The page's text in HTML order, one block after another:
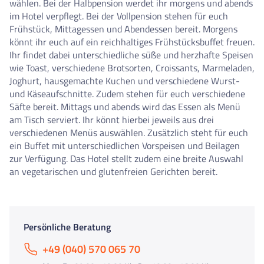
wählen. Bei der Halbpension werdet ihr morgens und abends
im Hotel verpflegt. Bei der Vollpension stehen für euch
Frühstück, Mittagessen und Abendessen bereit. Morgens
könnt ihr euch auf ein reichhaltiges Frühstücksbuffet freuen.
Ihr findet dabei unterschiedliche süße und herzhafte Speisen
wie Toast, verschiedene Brotsorten, Croissants, Marmeladen,
Joghurt, hausgemachte Kuchen und verschiedene Wurst-
und Käseaufschnitte. Zudem stehen für euch verschiedene
Säfte bereit. Mittags und abends wird das Essen als Menü
am Tisch serviert. Ihr könnt hierbei jeweils aus drei
verschiedenen Menüs auswählen. Zusätzlich steht für euch
ein Buffet mit unterschiedlichen Vorspeisen und Beilagen
zur Verfügung. Das Hotel stellt zudem eine breite Auswahl
an vegetarischen und glutenfreien Gerichten bereit.
Persönliche Beratung
+49 (040) 570 065 70